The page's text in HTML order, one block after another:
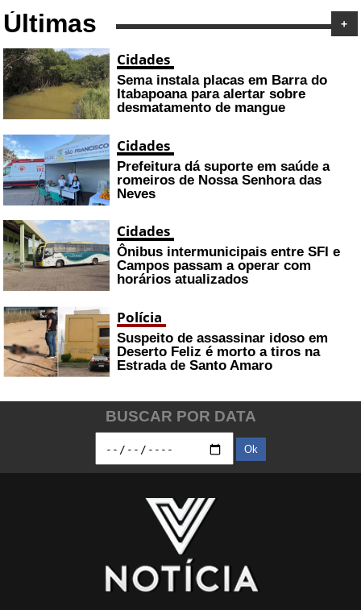
Últimas +
Cidades
Sema instala placas em Barra do
Itabapoana para alertar sobre
desmatamento de mangue
Cidades
Prefeitura dá suporte em saúde a
romeiros de Nossa Senhora das
Neves
Cidades
Ônibus intermunicipais entre SFI e
Campos passam a operar com
horários atualizados
Polícia
Suspeito de assassinar idoso em
Deserto Feliz é morto a tiros na
Estrada de Santo Amaro
BUSCAR POR DATA
Ok